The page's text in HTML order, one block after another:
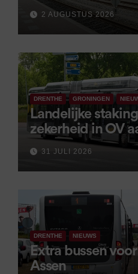
2 AUGUSTUS 2026
DRENTHE GRONINGEN
Landelijke
zekerheid in OV
voor 9 september
31 JULI 2026
DRENTHE NIEUWS
Extra bussen
Assen